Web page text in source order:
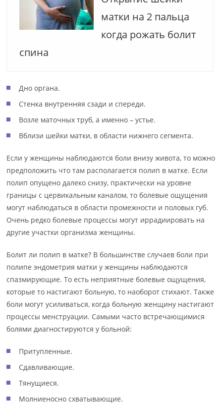
матки на 2 пальца
когда рожать болит
спина
Дно органа.
Стенка внутренняя сзади и спереди.
Возле маточных труб, а именно – устье.
Вблизи шейки матки, в области нижнего сегмента.
Если у женщины наблюдаются боли внизу живота, то можно
предположить что там располагается полип в матке. Если
полип опущено далеко снизу, практически на уровне
границы с цервикальным каналом, то болевые ощущения
могут наблюдаться в области промежности и половых губ.
Очень редко болевые процессы могут иррадиировать на
другие участки организма женщины.
Болит ли полип в матке? В большинстве случаев боли при
полипе эндометрия матки у женщины наблюдаются
спазмирующие. То есть неприятные болевые ощущения,
которые то настигают больную, то наоборот стихают. Также
боли могут усиливаться, когда больную женщину настигают
процессы менструации. Самыми часто встречающимися
болями диагностируются у больной:
Притупленные.
Сдавливающие.
Тянущиеся.
Молниеносно схватывающие.